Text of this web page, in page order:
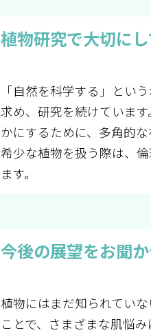
植物研究で大切に
「自然を科学する」とい
求め、研究を続けていま
かにするために、多角的な
希少な植物を扱う際は、
ます。
今後の展望をお聞か
植物にはまだ知られてい
ことで、さまざまな肌悩